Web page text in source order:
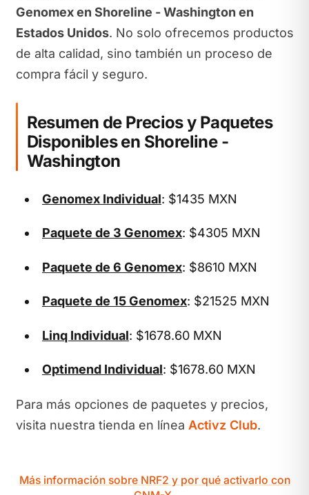
Genomex en Shoreline - Washington en
Estados Unidos. No solo ofrecemos productos
de alta calidad, sino también un proceso de
compra fácil y seguro.
Resumen de Precios y Paquetes
Disponibles en Shoreline -
Washington
Genomex Individual: $1435 MXN
Paquete de 3 Genomex: $4305 MXN
Paquete de 6 Genomex: $8610 MXN
Paquete de 15 Genomex: $21525 MXN
Linq Individual: $1678.60 MXN
Optimend Individual: $1678.60 MXN
Para más opciones de paquetes y precios,
visita nuestra tienda en línea Activz Club.
Más información sobre NRF2 y por qué activarlo con